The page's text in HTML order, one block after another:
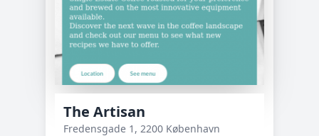
The Artisan
Fredensgade 1, 2200 København